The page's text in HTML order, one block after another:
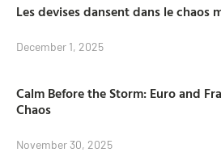
Les devises dansent dans le chaos
December 1, 2025
Calm Before the Storm: Euro and
Chaos
November 30, 2025